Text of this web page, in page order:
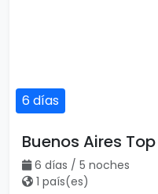
6 días
Buenos Aires Top
6 días / 5 noches
1 país(es)